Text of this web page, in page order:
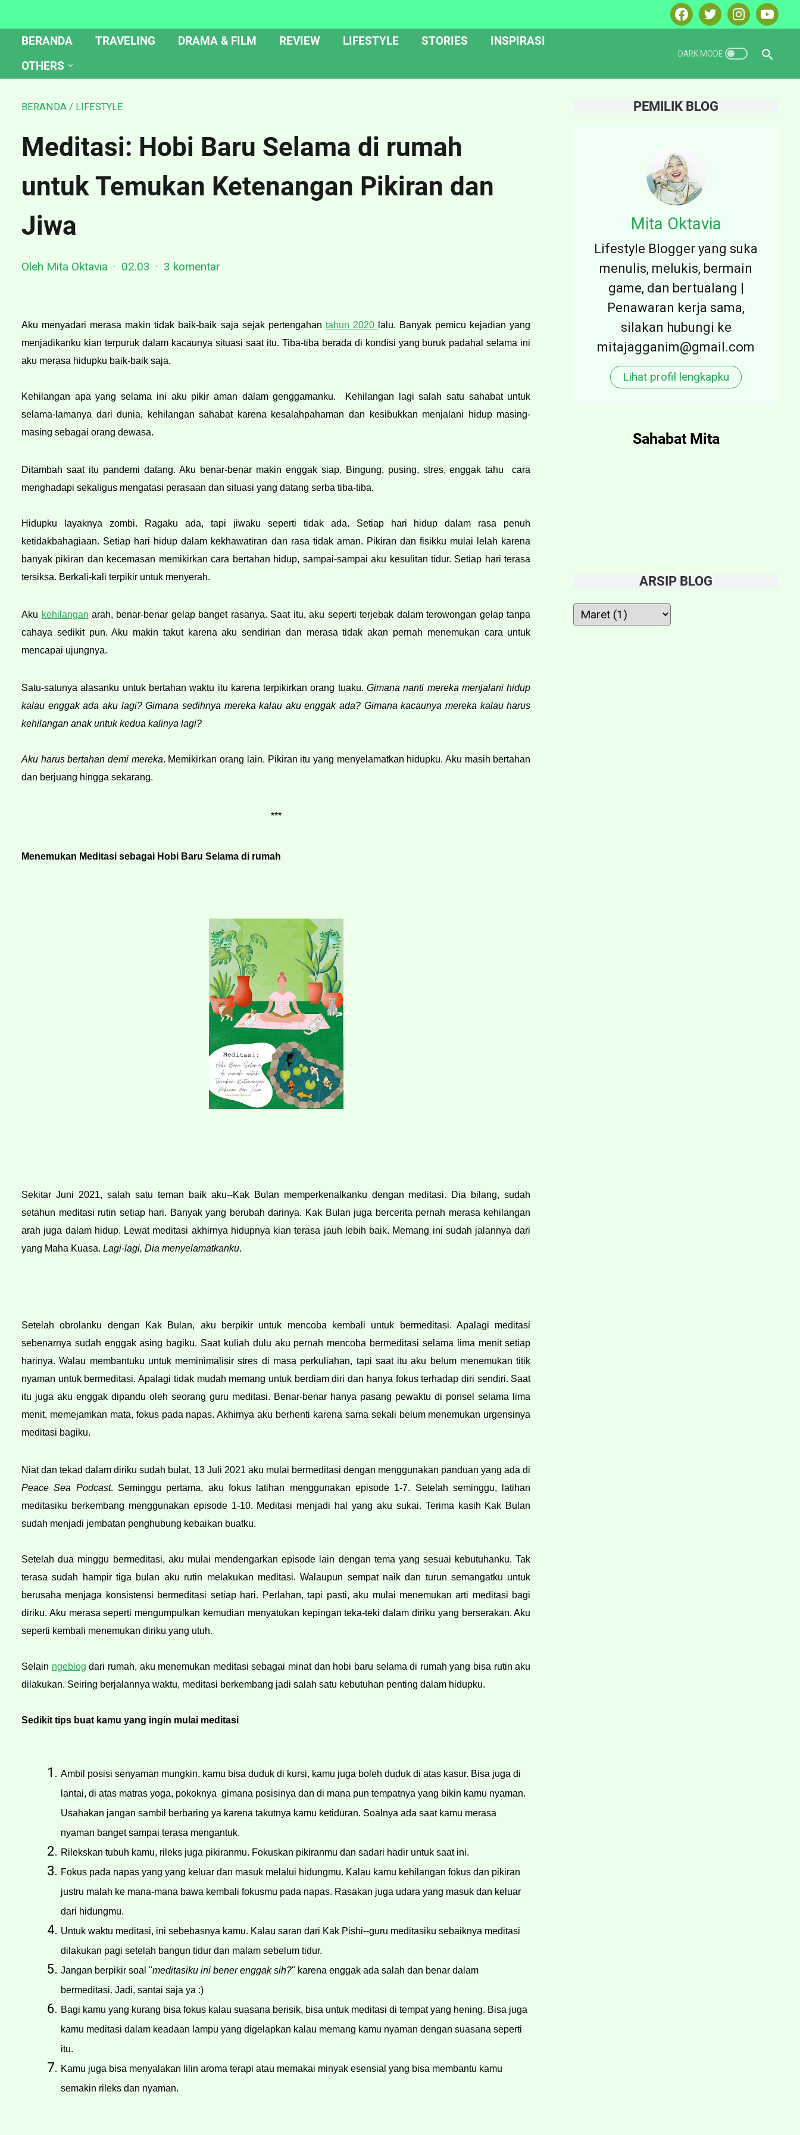
BERANDA TRAVELING DRAMA & FILM REVIEW LIFESTYLE STORIES
INSPIRASI
OTHERS
BERANDA / LIFESTYLE
Meditasi: Hobi Baru Selama di rumah
untuk Temukan Ketenangan Pikiran dan
Jiwa
Oleh Mita Oktavia 02.03 3 komentar
Aku menyadari merasa makin tidak baik-baik saja sejak pertengahan tahun 2020 lalu. Banyak pemicu kejadian yang
menjadikanku kian terpuruk dalam kacaunya situasi saat itu. Tiba-tiba berada di kondisi yang buruk padahal selama ini
aku merasa hidupku baik-baik saja.
Kehilangan apa yang selama ini aku pikir aman dalam genggamanku.  Kehilangan lagi salah satu sahabat untuk
selama-lamanya dari dunia, kehilangan sahabat karena kesalahpahaman dan kesibukkan menjalani hidup masing-
masing sebagai orang dewasa.
Ditambah saat itu pandemi datang. Aku benar-benar makin enggak siap. Bingung, pusing, stres, enggak tahu  cara
menghadapi sekaligus mengatasi perasaan dan situasi yang datang serba tiba-tiba.
Hidupku layaknya zombi. Ragaku ada, tapi jiwaku seperti tidak ada. Setiap hari hidup dalam rasa penuh
ketidakbahagiaan. Setiap hari hidup dalam kekhawatiran dan rasa tidak aman. Pikiran dan fisikku mulai lelah karena
banyak pikiran dan kecemasan memikirkan cara bertahan hidup, sampai-sampai aku kesulitan tidur. Setiap hari terasa
tersiksa. Berkali-kali terpikir untuk menyerah.
Aku kehilangan arah, benar-benar gelap banget rasanya. Saat itu, aku seperti terjebak dalam terowongan gelap tanpa
cahaya sedikit pun. Aku makin takut karena aku sendirian dan merasa tidak akan pernah menemukan cara untuk
mencapai ujungnya.
Satu-satunya alasanku untuk bertahan waktu itu karena terpikirkan orang tuaku. Gimana nanti mereka menjalani hidup
kalau enggak ada aku lagi? Gimana sedihnya mereka kalau aku enggak ada? Gimana kacaunya mereka kalau harus
kehilangan anak untuk kedua kalinya lagi?
Aku harus bertahan demi mereka. Memikirkan orang lain. Pikiran itu yang menyelamatkan hidupku. Aku masih bertahan
dan berjuang hingga sekarang.
***
Menemukan Meditasi sebagai Hobi Baru Selama di rumah
Sekitar Juni 2021, salah satu teman baik aku--Kak Bulan memperkenalkanku dengan meditasi. Dia bilang, sudah
setahun meditasi rutin setiap hari. Banyak yang berubah darinya. Kak Bulan juga bercerita pernah merasa kehilangan
arah juga dalam hidup. Lewat meditasi akhirnya hidupnya kian terasa jauh lebih baik. Memang ini sudah jalannya dari
yang Maha Kuasa. Lagi-lagi, Dia menyelamatkanku.
Setelah obrolanku dengan Kak Bulan, aku berpikir untuk mencoba kembali untuk bermeditasi. Apalagi meditasi
sebenarnya sudah enggak asing bagiku. Saat kuliah dulu aku pernah mencoba bermeditasi selama lima menit setiap
harinya. Walau membantuku untuk meminimalisir stres di masa perkuliahan, tapi saat itu aku belum menemukan titik
nyaman untuk bermeditasi. Apalagi tidak mudah memang untuk berdiam diri dan hanya fokus terhadap diri sendiri. Saat
itu juga aku enggak dipandu oleh seorang guru meditasi. Benar-benar hanya pasang pewaktu di ponsel selama lima
menit, memejamkan mata, fokus pada napas. Akhirnya aku berhenti karena sama sekali belum menemukan urgensinya
meditasi bagiku.
Peace Sea Podcast. Seminggu pertama, aku fokus latihan menggunakan episode 1-7. Setelah seminggu, latihan
meditasiku berkembang menggunakan episode 1-10. Meditasi menjadi hal yang aku sukai. Terima kasih Kak Bulan
sudah menjadi jembatan penghubung kebaikan buatku.
Setelah dua minggu bermeditasi, aku mulai mendengarkan episode lain dengan tema yang sesuai kebutuhanku. Tak
terasa sudah hampir tiga bulan aku rutin melakukan meditasi. Walaupun sempat naik dan turun semangatku untuk
berusaha menjaga konsistensi bermeditasi setiap hari. Perlahan, tapi pasti, aku mulai menemukan arti meditasi bagi
diriku. Aku merasa seperti mengumpulkan kemudian menyatukan kepingan teka-teki dalam diriku yang berserakan. Aku
seperti kembali menemukan diriku yang utuh.
Selain ngeblog dari rumah, aku menemukan meditasi sebagai minat dan hobi baru selama di rumah yang bisa rutin aku
dilakukan. Seiring berjalannya waktu, meditasi berkembang jadi salah satu kebutuhan penting dalam hidupku.
Sedikit tips buat kamu yang ingin mulai meditasi
Ambil posisi senyaman mungkin, kamu bisa duduk di kursi, kamu juga boleh duduk di atas kasur. Bisa juga di
lantai, di atas matras yoga, pokoknya  gimana posisinya dan di mana pun tempatnya yang bikin kamu nyaman.
Usahakan jangan sambil berbaring ya karena takutnya kamu ketiduran. Soalnya ada saat kamu merasa
nyaman banget sampai terasa mengantuk.
Rilekskan tubuh kamu, rileks juga pikiranmu. Fokuskan pikiranmu dan sadari hadir untuk saat ini.
Fokus pada napas yang yang keluar dan masuk melalui hidungmu. Kalau kamu kehilangan fokus dan pikiran
justru malah ke mana-mana bawa kembali fokusmu pada napas. Rasakan juga udara yang masuk dan keluar
dari hidungmu.
Untuk waktu meditasi, ini sebebasnya kamu. Kalau saran dari Kak Pishi--guru meditasiku sebaiknya meditasi
dilakukan pagi setelah bangun tidur dan malam sebelum tidur.
Jangan berpikir soal "meditasiku ini bener enggak sih?" karena enggak ada salah dan benar dalam
bermeditasi. Jadi, santai saja ya :)
Bagi kamu yang kurang bisa fokus kalau suasana berisik, bisa untuk meditasi di tempat yang hening. Bisa juga
kamu meditasi dalam keadaan lampu yang digelapkan kalau memang kamu nyaman dengan suasana seperti
itu.
Kamu juga bisa menyalakan lilin aroma terapi atau memakai minyak esensial yang bisa membantu kamu
semakin rileks dan nyaman.
PEMILIK BLOG
Mita Oktavia
Lifestyle Blogger yang suka
menulis, melukis, bermain
game, dan bertualang |
Penawaran kerja sama,
silakan hubungi ke
mitajagganim@gmail.com
Lihat profil lengkapku
Sahabat Mita
ARSIP BLOG